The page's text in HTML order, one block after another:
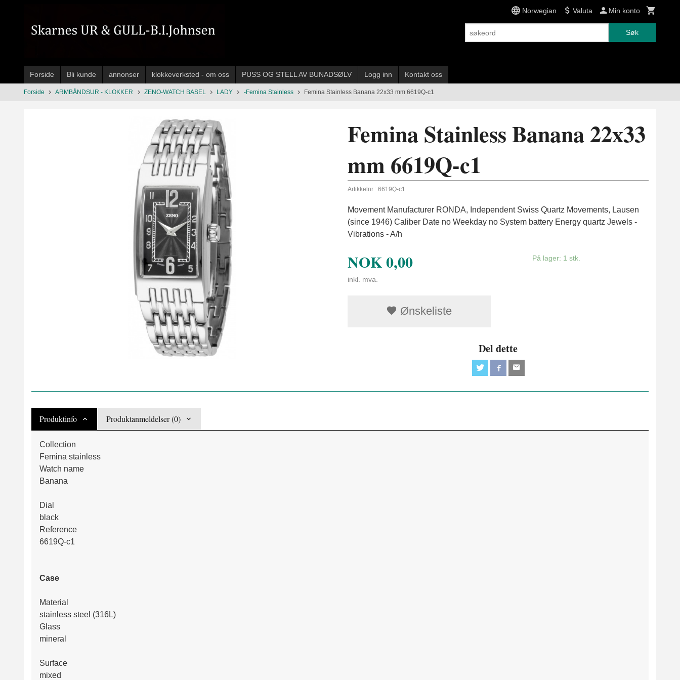
innholdet
Norwegian Valuta Min konto
Søk
Forside Bli kunde annonser klokkeverksted - om oss PUSS OG STELL AV BUNADSØLV Logg inn Kontakt oss
Forside ARMBÅNDSUR - KLOKKER ZENO-WATCH BASEL LADY -Femina Stainless Femina Stainless Banana 22x33 mm 6619Q-c1
Femina Stainless Banana 22x33
mm 6619Q-c1
Artikkelnr.: 6619Q-c1
Movement Manufacturer RONDA, Independent Swiss Quartz Movements, Lausen
(since 1946) Caliber Date no Weekday no System battery Energy quartz Jewels -
Vibrations - A/h
NOK0,00
inkl. mva.
På lager: 1 stk.
Ønskeliste
Del dette
Produktinfo Produktanmeldelser (0)
Collection
Femina stainless
Watch name
Banana
Dial
black
Reference
6619Q-c1
Case
Material
stainless steel (316L)
Glass
mineral
Surface
mixed